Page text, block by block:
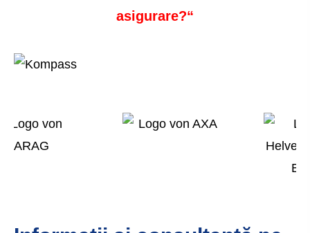
asigurare?“